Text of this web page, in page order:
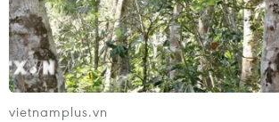
vietnamplus.vn